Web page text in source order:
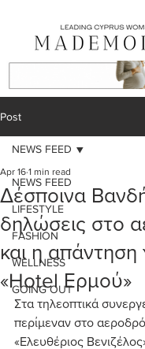
Post
NEWS FEED
LIFESTYLE
FASHION
WELLNESS
GOING OUT
NEWS FEED
Δέσποινα
δηλώσεις στο
και η απάντηση
«Hotel Ερμού»
Apr 16 1 min read
Στα τηλεοπτικά
περίμεναν στο
«Ελευθέριος